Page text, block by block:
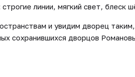
линии, мягкий свет, блеск
и увидим дворец таким,
сохранившихся дворцов